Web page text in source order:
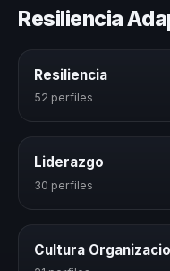
Resiliencia
Resiliencia
52 perfiles
Liderazgo
30 perfiles
Cultura